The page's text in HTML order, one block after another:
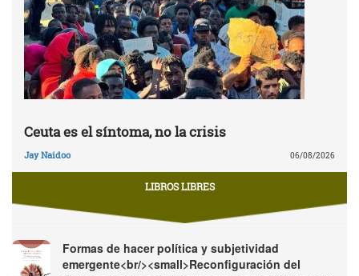
Ceuta es el síntoma, no la crisis
Jay Naidoo 06/08/2026
LIBROS LIBRES
Formas de hacer política y subjetividad
emergente<br/><small>Reconfiguración del